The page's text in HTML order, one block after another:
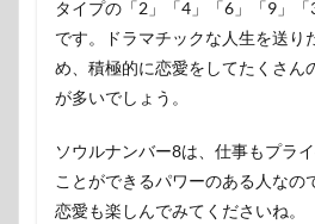
タイプの「2」「4」「6」「9」
です。ドラマチックな人生を送り
め、積極的に恋愛をしてたくさん
が多いでしょう。
ソウルナンバー8は、仕事もプラ
ことができるパワーのある人なの
恋愛も楽しんでみてくださいね。